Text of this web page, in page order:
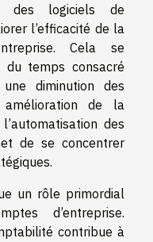
des logiciels de
l’efficacité de la
Cela se
temps consacré
diminution des
de la
des
de se concentrer
un rôle primordial
d’entreprise.
contribue à